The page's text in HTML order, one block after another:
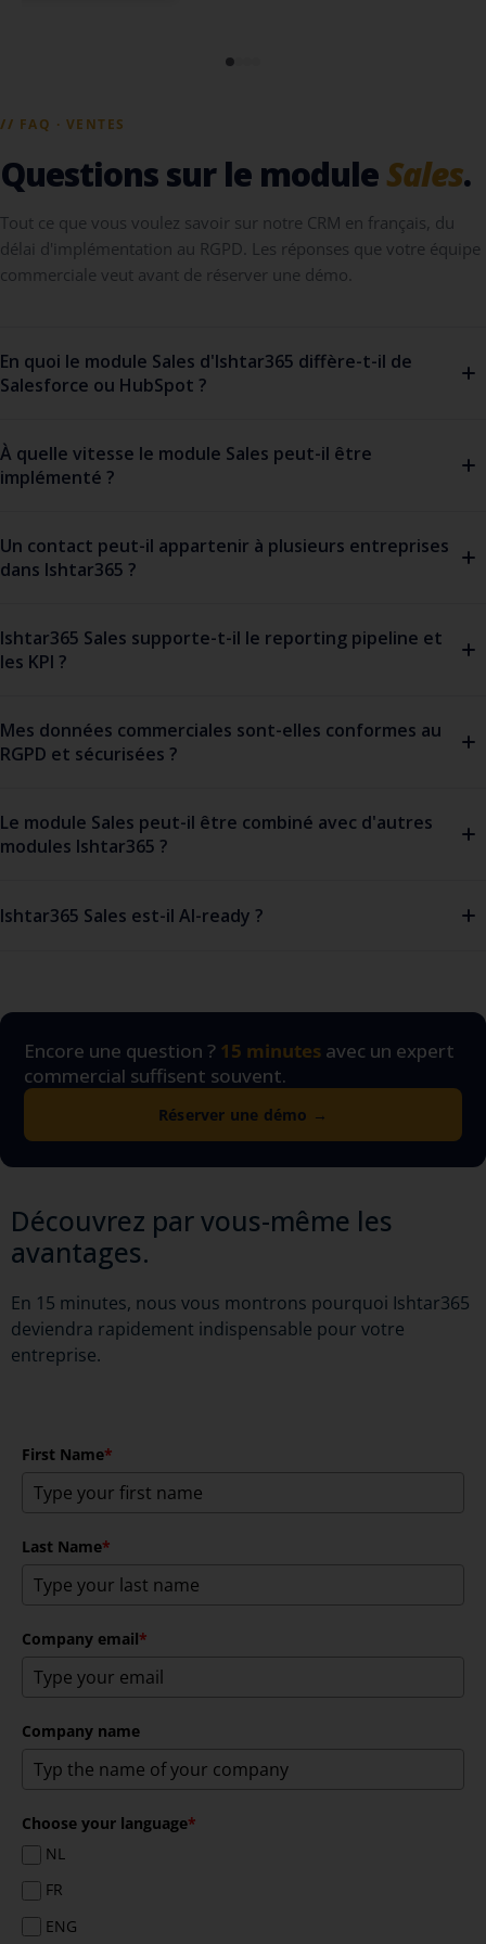
FAQ · VENTES
Questions sur le moduleSales.
Tout ce que vous voulez savoir sur notre CRM en français, du
délai d'implémentation au RGPD. Les réponses que votre équipe
commerciale veut avant de réserver une démo.
En quoi le module Sales d'Ishtar365 diffère-t-il de
Salesforce ou HubSpot ?
À quelle vitesse le module Sales peut-il être
implémenté ?
Un contact peut-il appartenir à plusieurs entreprises
dans Ishtar365 ?
Ishtar365 Sales supporte-t-il le reporting pipeline et
les KPI ?
Mes données commerciales sont-elles conformes au
RGPD et sécurisées ?
Le module Sales peut-il être combiné avec d'autres
modules Ishtar365 ?
Ishtar365 Sales est-il AI-ready ?
Encore une question ? 15 minutes avec un expert
commercial suffisent souvent.
Réserver une démo →
Découvrez par vous-même les
avantages.
En 15 minutes, nous vous montrons pourquoi Ishtar365
deviendra rapidement indispensable pour votre
entreprise.
First Name*
Last Name*
Company email*
Company name
Choose your language*
NL
FR
ENG